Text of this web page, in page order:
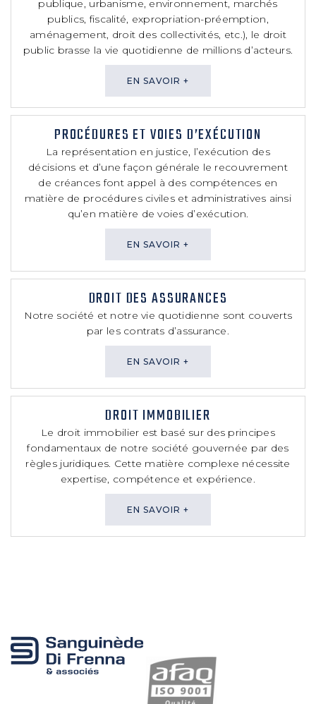
publique, urbanisme, environnement, marchés
publics, fiscalité, expropriation-préemption,
aménagement, droit des collectivités, etc.), le droit
public brasse la vie quotidienne de millions d’acteurs.
EN SAVOIR +
PROCÉDURES ET VOIES D’EXÉCUTION
La représentation en justice, l’exécution des
décisions et d’une façon générale le recouvrement
de créances font appel à des compétences en
matière de procédures civiles et administratives ainsi
qu’en matière de voies d’exécution.
EN SAVOIR +
DROIT DES ASSURANCES
Notre société et notre vie quotidienne sont couverts
par les contrats d’assurance.
EN SAVOIR +
DROIT IMMOBILIER
Le droit immobilier est basé sur des principes
fondamentaux de notre société gouvernée par des
règles juridiques. Cette matière complexe nécessite
expertise, compétence et expérience.
EN SAVOIR +